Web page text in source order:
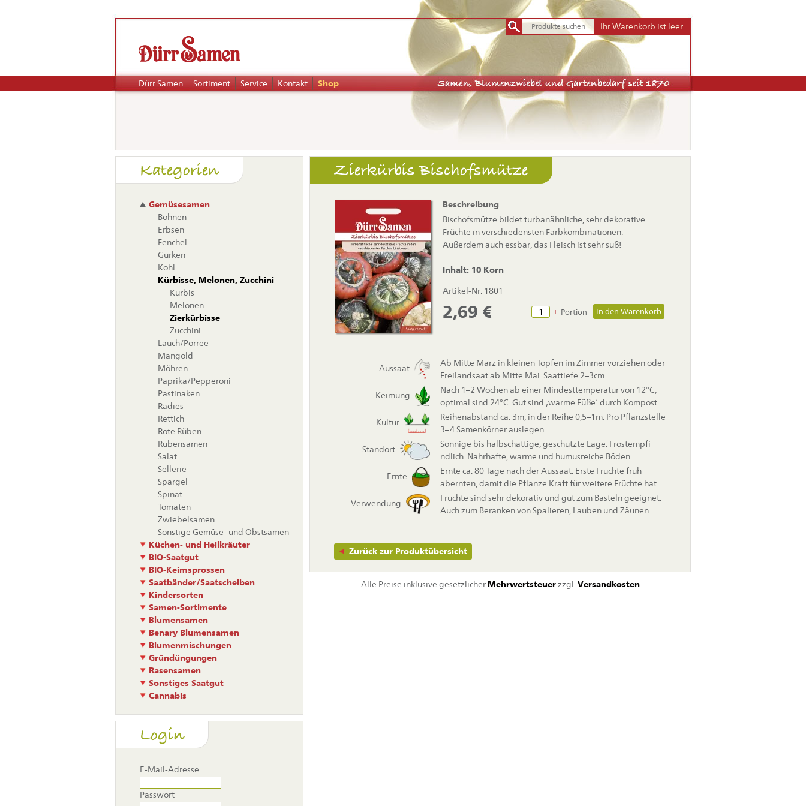
Navigation
überspringen
Dürr Samen Sortiment Service Kontakt Shop
Ihr Warenkorb ist leer.
Zierkürbis Bischofsmütze
Beschreibung
Bischofsmütze bildet turbanähnliche, sehr dekorative
Früchte in verschiedensten Farbkombinationen.
Außerdem auch essbar, das Fleisch ist sehr süß!
Inhalt: 10 Korn
Artikel-Nr. 1801
2,69 € - + Portion
Aussaat
Ab Mitte März in kleinen Töpfen im Zimmer vorziehen oder
Freilandsaat ab Mitte Mai. Saattiefe 2–3cm.
Keimung
Nach 1–2 Wochen ab einer Mindesttemperatur von 12°C,
optimal sind 24°C. Gut sind ‚warme Füße‘ durch Kompost.
Kultur
Reihenabstand ca. 3m, in der Reihe 0,5–1m. Pro Pflanzstelle
3–4 Samenkörner auslegen.
Standort
Sonnige bis halbschattige, geschützte Lage. Frostempfi
ndlich. Nahrhafte, warme und humusreiche Böden.
Ernte
Ernte ca. 80 Tage nach der Aussaat. Erste Früchte früh
abernten, damit die Pflanze Kraft für weitere Früchte hat.
Verwendung
Früchte sind sehr dekorativ und gut zum Basteln geeignet.
Auch zum Beranken von Spalieren, Lauben und Zäunen.
Zurück zur Produktübersicht
Alle Preise inklusive gesetzlicher Mehrwertsteuerzzgl. Versandkosten
Kategorien
Gemüsesamen
Bohnen
Erbsen
Fenchel
Gurken
Kohl
Kürbisse, Melonen, Zucchini
Kürbis
Melonen
Zierkürbisse
Zucchini
Lauch/Porree
Mangold
Möhren
Paprika/Pepperoni
Pastinaken
Radies
Rettich
Rote Rüben
Rübensamen
Salat
Sellerie
Spargel
Spinat
Tomaten
Zwiebelsamen
Sonstige Gemüse- und Obstsamen
Küchen- und Heilkräuter
BIO-Saatgut
BIO-Keimsprossen
Saatbänder/Saatscheiben
Kindersorten
Samen-Sortimente
Blumensamen
Benary Blumensamen
Blumenmischungen
Gründüngungen
Rasensamen
Sonstiges Saatgut
Cannabis
Login
E-Mail-Adresse
Passwort